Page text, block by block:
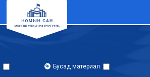
Бусад материал